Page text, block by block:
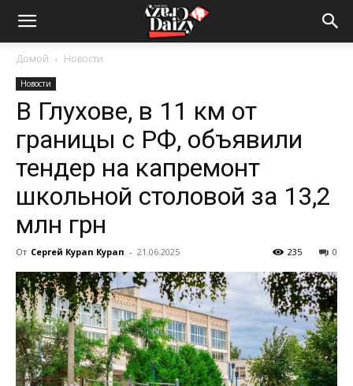
Crazy-
Daizy
сумашедшие
новости
обо
Домой Новости
Новости
В Глухове, в 11 км от
границы с РФ, объявили
тендер на капремонт
школьной столовой за 13,2
млн грн
От Сергей Курап Курап - 21.06.2025 0
235